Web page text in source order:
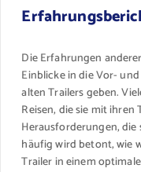
Die Erfahrungen
Einblicke in die Vor- und
alten Trailers geben.
Reisen, die sie mit
Herausforderungen, die
häufig wird betont, wie
Trailer in einem